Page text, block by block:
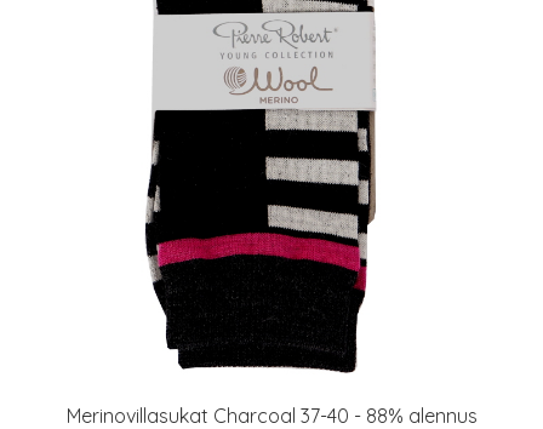
Merinovillasukat Charcoal 37-40 - 88% alennus